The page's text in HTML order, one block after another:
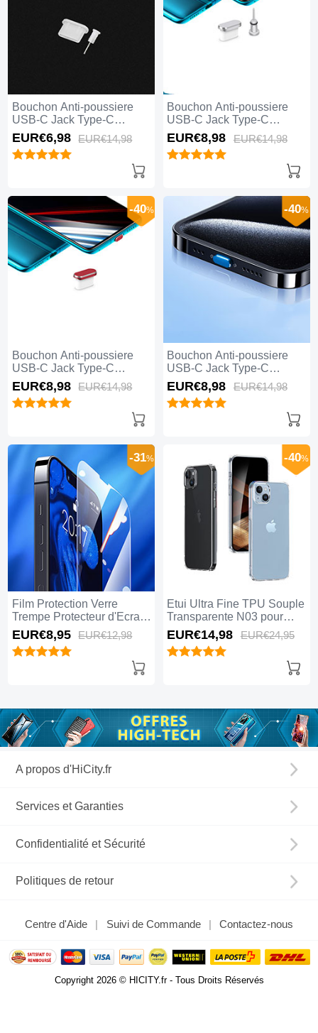
Bouchon Anti-poussiere
USB-C Jack Type-C
Universel H04 pour Apple
iPhone 15 Plus Blanc
EUR€6,98 EUR€14,98
Bouchon Anti-poussiere
USB-C Jack Type-C
Universel H03 pour Apple
iPhone 15 Plus Argent
EUR€8,98 EUR€14,98
Bouchon Anti-poussiere
USB-C Jack Type-C
Universel H02 pour Apple
iPhone 15 Plus Rouge
-40%
EUR€8,98 EUR€14,98
Bouchon Anti-poussiere
USB-C Jack Type-C
Universel H01 pour Apple
iPhone 15 Plus Bleu
-40%
EUR€8,98 EUR€14,98
Film Protection Verre
Trempe Protecteur d'Ecran
pour Apple iPhone 15 Plus
Clair
-31%
EUR€8,95 EUR€12,98
Etui Ultra Fine TPU Souple
Transparente N03 pour
Apple iPhone 15 Plus Clair
-40%
EUR€14,98 EUR€24,95
A propos d'HiCity.fr
Services et Garanties
Confidentialité et Sécurité
Politiques de retour
Centre d'Aide Suivi de Commande Contactez-nous
Copyright 2026 © HICITY.fr - Tous Droits Réservés